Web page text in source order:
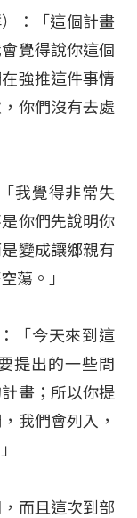
：「這個計畫
覺得說你這個
強推這件事情
你們沒有去處
我覺得非常失
你們先說明你
變成讓鄉親有
蕩。」
「今天來到這
提出的一些問
畫；所以你提
我們會列入，
而且這次到部